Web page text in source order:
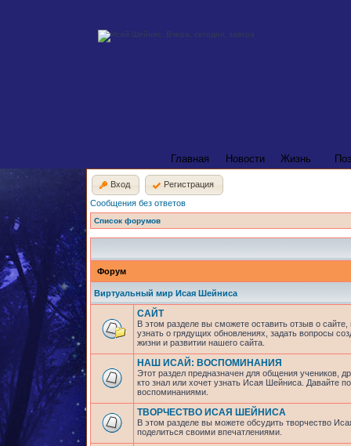
Главная Новости Жизнь
Вход
Регистрация
Сообщения без ответов
Список форумов
Форум
Виртуальный мир Исая Шейниса
САЙТ
В этом разделе вы сможете оставить отзыв о
узнать о грядущих обновлениях, задать вопросы
жизни и развитии нашего сайта.
НАШ ИСАЙ: ВОСПОМИНАНИЯ
Этот раздел предназначен для общения учеников,
кто знал или хочет узнать Исая Шейниса. Давайте
воспоминаниями.
ТВОРЧЕСТВО ИСАЯ ШЕЙНИСА
В этом разделе вы можете обсудить творчество
поделиться своими впечатлениями.